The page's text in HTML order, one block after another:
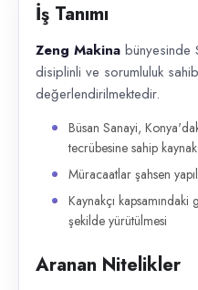
İş Tanımı
Zeng Makina bünyesinde
disiplinli ve sorumluluk
değerlendirilmektedir.
Büsan Sanayi,
tecrübesine sahip
Müracaatlar şahsen
Kaynakçı kapsamındaki
şekilde yürütülmesi
Aranan Nitelikler